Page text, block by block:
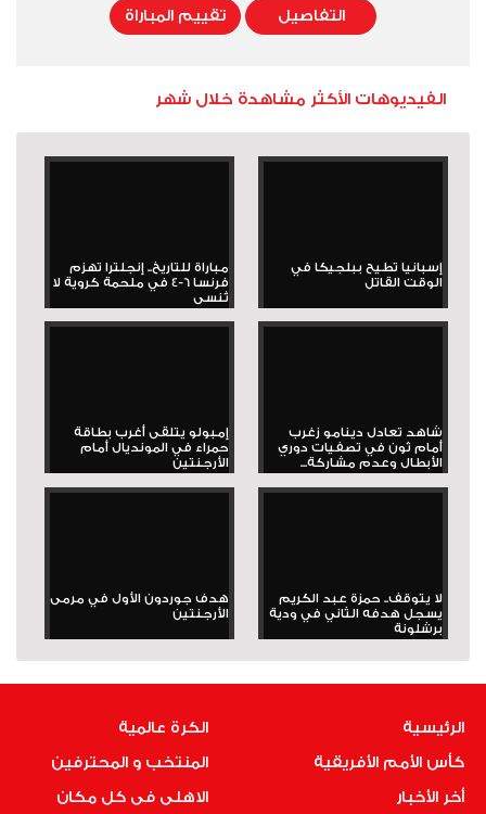
التفاصيل تقييم المباراة
الفيديوهات الأكثر مشاهدة خلال شهر
إسبانيا تطيح ببلجيكا في
الوقت القاتل
مباراة للتاريخ.. إنجلترا تهزم
فرنسا 6-4 في ملحمة كروية لا
تُنسى
شاهد تعادل دينامو زغرب
أمام ثون في تصفيات دوري
الأبطال وعدم مشاركة...
إمبولو يتلقى أغرب بطاقة
حمراء في المونديال أمام
الأرجنتين
لا يتوقف.. حمزة عبد الكريم
يسجل هدفه الثاني في ودية
برشلونة
هدف جوردون الأول في مرمى
الأرجنتين
الرئيسية
كأس الأمم الأفريقية
أخر الأخبار
الكرة عالمية
المنتخب و المحترفين
الاهلى فى كل مكان